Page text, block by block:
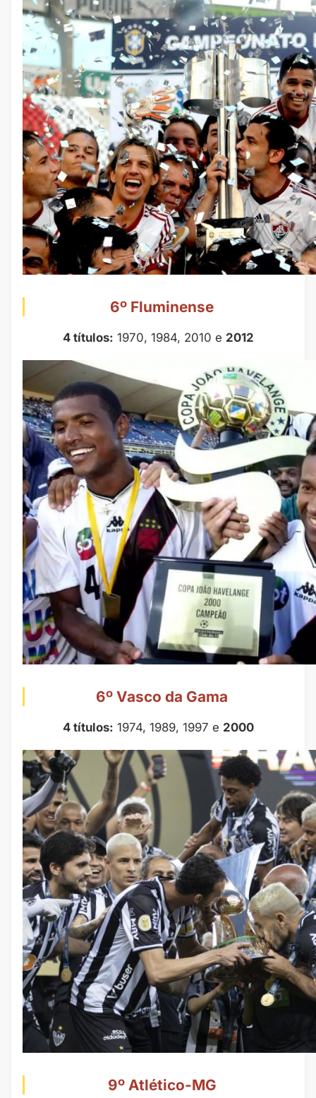
6º Fluminense
4 títulos: 1970, 1984, 2010 e 2012
6º Vasco da Gama
4 títulos: 1974, 1989, 1997 e 2000
9º Atlético-MG